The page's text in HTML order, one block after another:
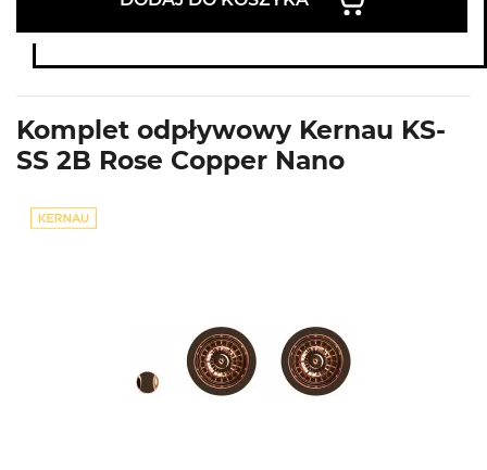
Komplet odpływowy Kernau KS-
SS 2B Rose Copper Nano